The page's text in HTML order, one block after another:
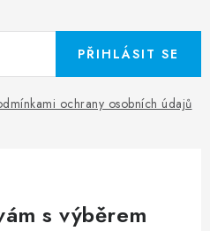
ochrany osobních údajů
PŘIHLÁSIT SE
s výběrem